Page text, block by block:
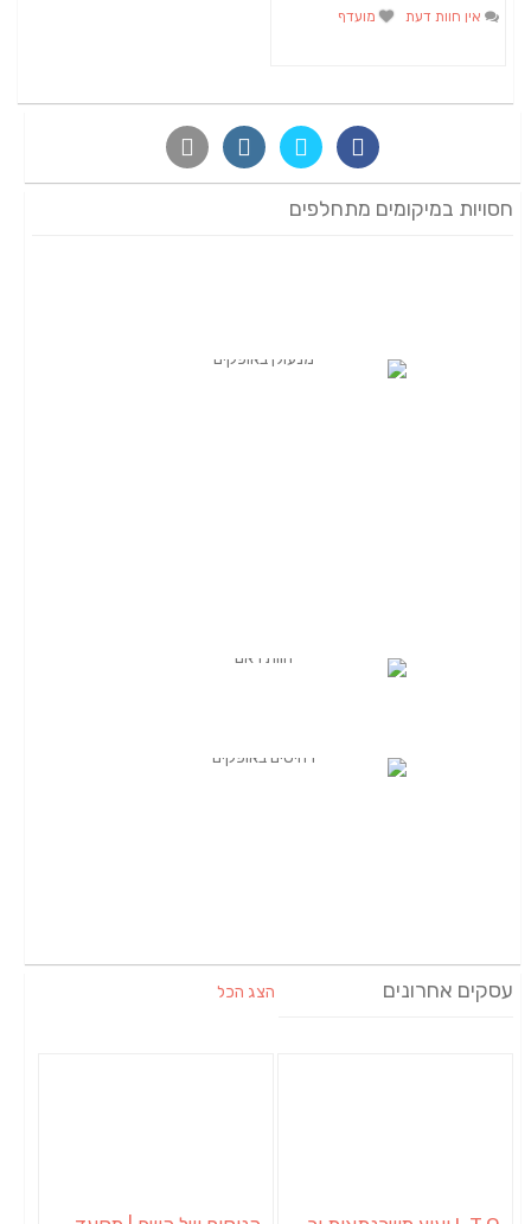
אין חוות דעת מועדף
חסויות במיקומים מתחלפים
עסקים אחרונים הצג הכל